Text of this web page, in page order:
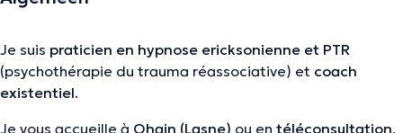
Je suis praticien en hypnose ericksonienne et PTR
(psychothérapie du trauma réassociative) et coach
existentiel.
Je vous accueille à Ohain (Lasne) ou en téléconsultation,